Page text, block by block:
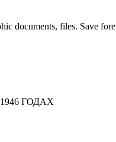
documents, files. Save
ГОДАХ